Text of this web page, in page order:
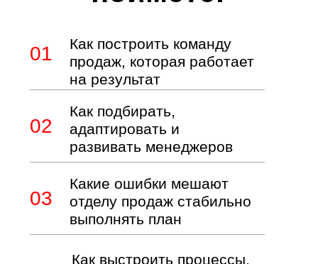
заполни короткую форму и мы тебе перезвоним!
СВЯЖИСЬ С НАМИ!
ОСТАВИТЬ ЗАЯВКУ